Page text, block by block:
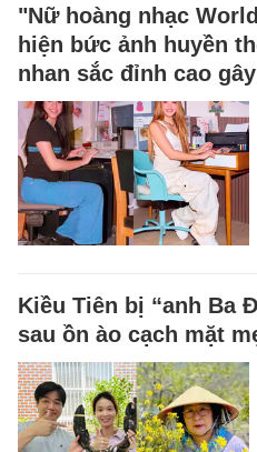
"Nữ hoàng nhạc
hiện bức ảnh huyền
nhan sắc đỉnh cao
Kiều Tiên bị “anh Ba
sau ồn ào cạch mặt